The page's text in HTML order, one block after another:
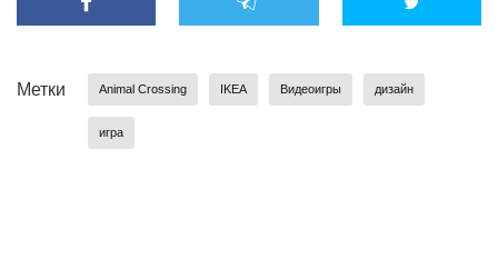
Метки Animal Crossing IKEA Видеоигры дизайн
игра